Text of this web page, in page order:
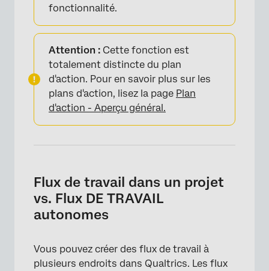
×
×
fonctionnalité.
Attention : Cette fonction est
totalement distincte du plan
d'action. Pour en savoir plus sur les
plans d'action, lisez la page Plan
d'action - Aperçu général.
Flux de travail dans un projet
vs. Flux DE TRAVAIL
autonomes
Vous pouvez créer des flux de travail à
plusieurs endroits dans Qualtrics. Les flux